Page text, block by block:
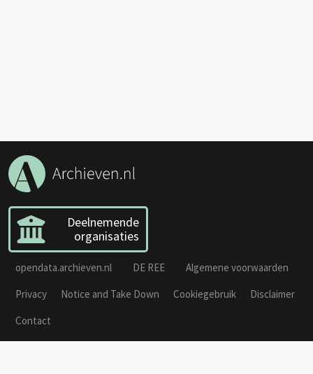
Deelnemende
organisaties
opendata.archieven.nl DE REE
Algemene voorwaarden
Privacy
Notice and Take Down Cookiegebruik
Disclaimer
Contact